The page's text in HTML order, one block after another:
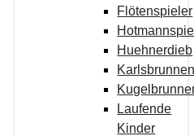
Flötenspieler
Huehnerdieb
Laufende
Kinder